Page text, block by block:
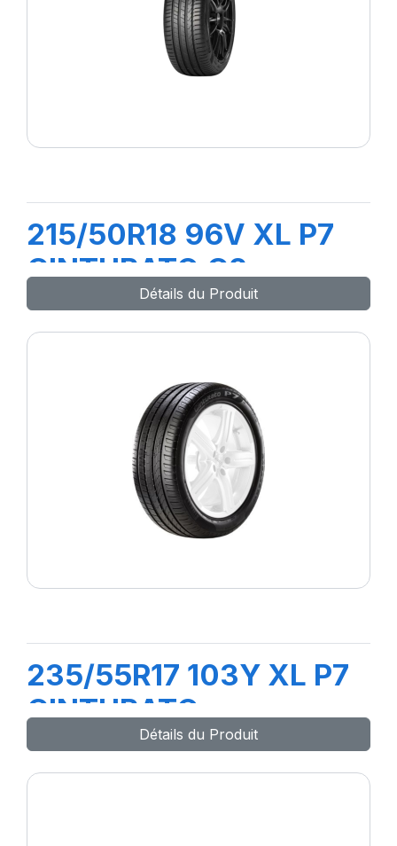
215/50R18 96V XL P7
CINTURATO C2
Détails du Produit
235/55R17 103Y XL P7
CINTURATO
Détails du Produit